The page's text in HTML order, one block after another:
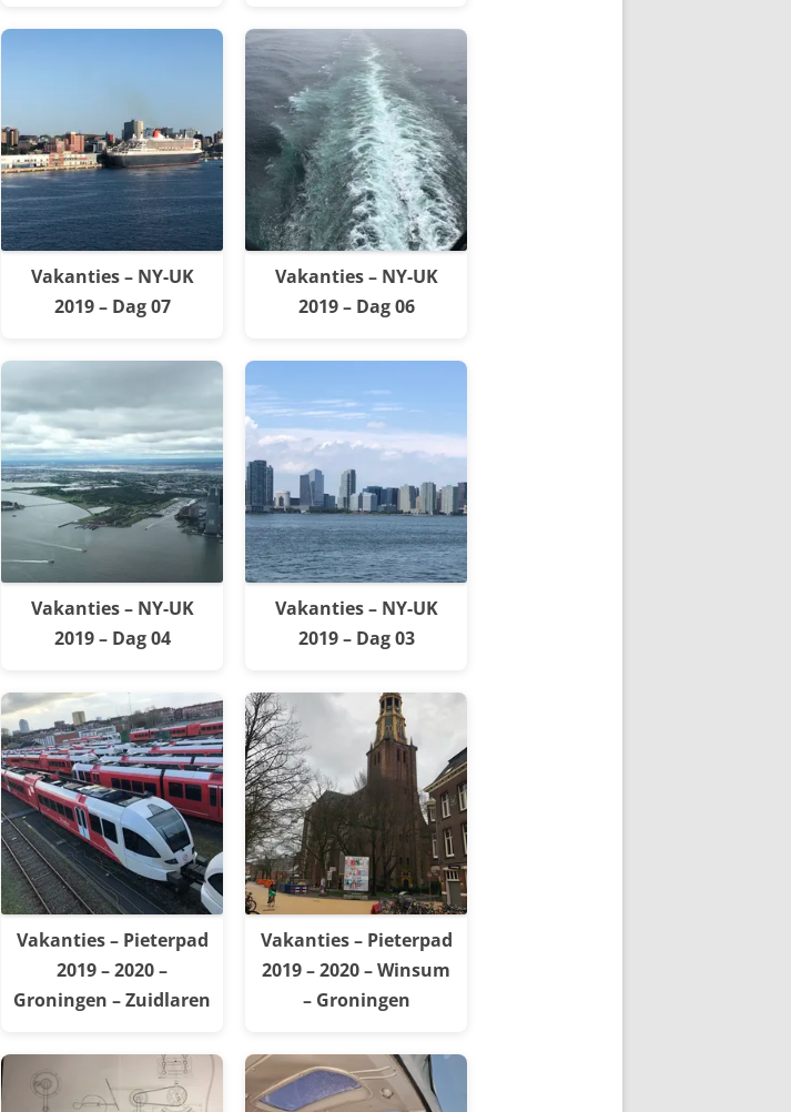
Vakanties – NY-UK
2019 – Dag 07
Vakanties – NY-UK
2019 – Dag 06
Vakanties – NY-UK
2019 – Dag 04
Vakanties – NY-UK
2019 – Dag 03
Vakanties – Pieterpad
2019 – 2020 –
Groningen – Zuidlaren
Vakanties – Pieterpad
2019 – 2020 – Winsum
– Groningen